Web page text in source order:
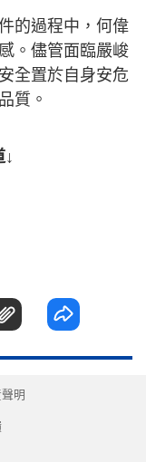
的過程中，何偉
。儘管面臨嚴峻
全置於自身安危
質。
明